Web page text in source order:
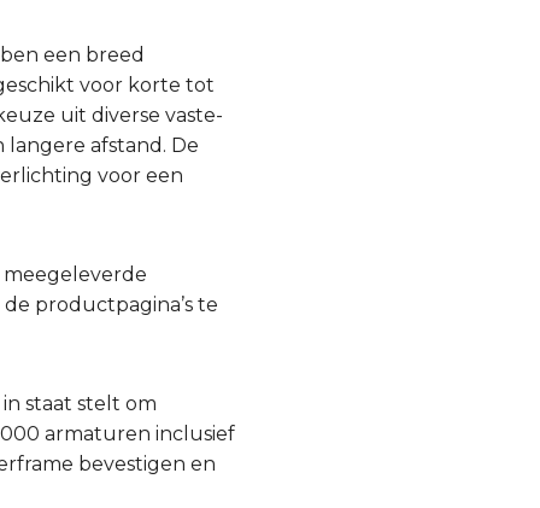
een breed
voor korte tot
uit diverse vaste-
afstand. De
voor een
productpagina’s te
staat stelt om
armaturen inclusief
bevestigen en